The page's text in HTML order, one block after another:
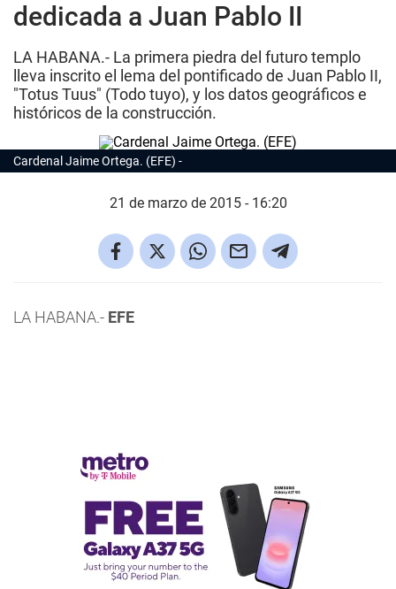
dedicada a Juan Pablo II
LA HABANA.- La primera piedra del futuro templo
lleva inscrito el lema del pontificado de Juan Pablo II,
"Totus Tuus" (Todo tuyo), y los datos geográficos e
históricos de la construcción.
Cardenal Jaime Ortega. (EFE)
21 de marzo de 2015 - 16:20
LA HABANA.- EFE